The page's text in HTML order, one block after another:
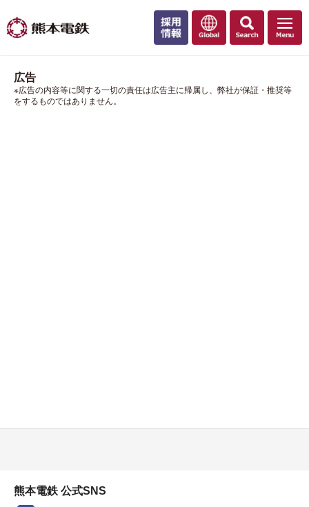
広告
※広告の内容等に関する一切の責任は広告主に帰属し、弊社が保証・推奨等
をするものではありません。
熊本電鉄 公式SNS